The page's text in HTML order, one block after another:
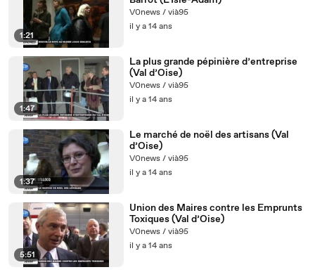
1:21
V0news / vià95
il y a 14 ans
1:47
La plus grande pépinière d’entreprise
(Val d’Oise)
V0news / vià95
il y a 14 ans
1:37
Le marché de noël des artisans (Val
d’Oise)
V0news / vià95
il y a 14 ans
5:51
Union des Maires contre les Emprunts
Toxiques (Val d’Oise)
V0news / vià95
il y a 14 ans